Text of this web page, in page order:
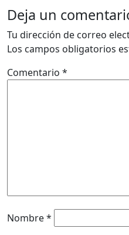
Deja un
Tu dirección de correo
Los campos obligatorios
Comentario *
Nombre*